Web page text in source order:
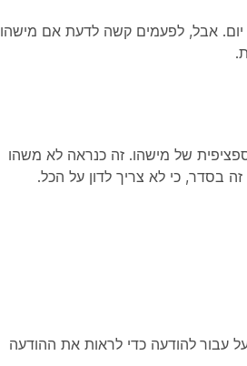
יום. אבל, לפעמים קשה לדעת אם מישהו
של מישהו. זה כנראה לא משהו
בסדר, כי לא צריך לדון על הכל.
עבור להודעה כדי לראות את ההודעה